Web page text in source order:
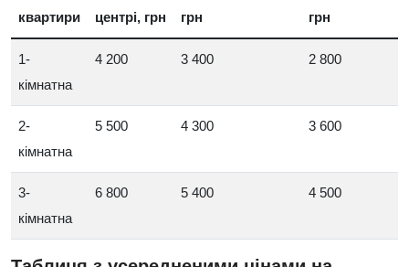
квартири
центрі, грн
грн
грн
1-
кімнатна
4 200 3 400 2 800
2-
кімнатна
5 500 4 300 3 600
3-
кімнатна
6 800 5 400 4 500